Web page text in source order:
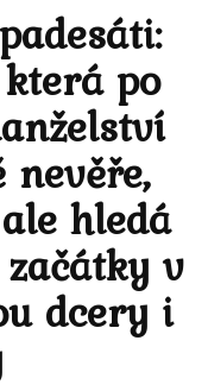
po
nevěře,
hledá
v
dcery i